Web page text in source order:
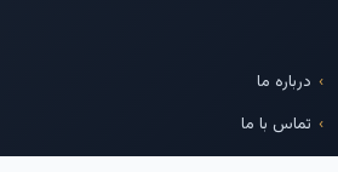
درباره ما
تماس با ما